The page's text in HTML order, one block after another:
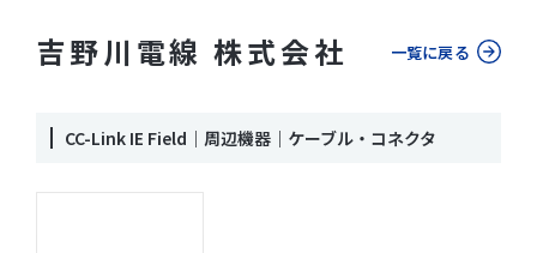
吉野川電線 株式会社 一覧に戻る
CC-Link IE Field｜周辺機器｜ケーブル・コネクタ